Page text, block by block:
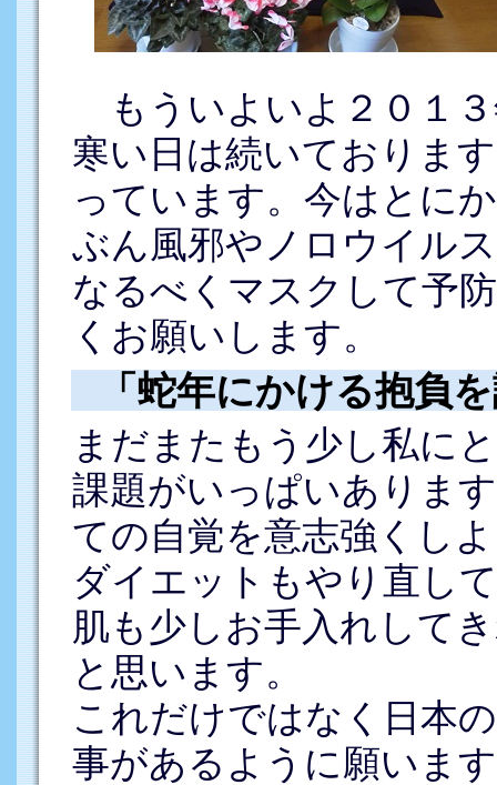
もういよいよ２０１
寒い日は続いておりま
っています。今はとに
ぶん風邪やノロウイル
なるべくマスクして予
くお願いします。
「蛇年にかける抱負
まだまたもう少し私に
課題がいっぱいありま
ての自覚を意志強くし
ダイエットもやり直し
肌も少しお手入れして
と思います。
これだけではなく日本
事があるように願いま